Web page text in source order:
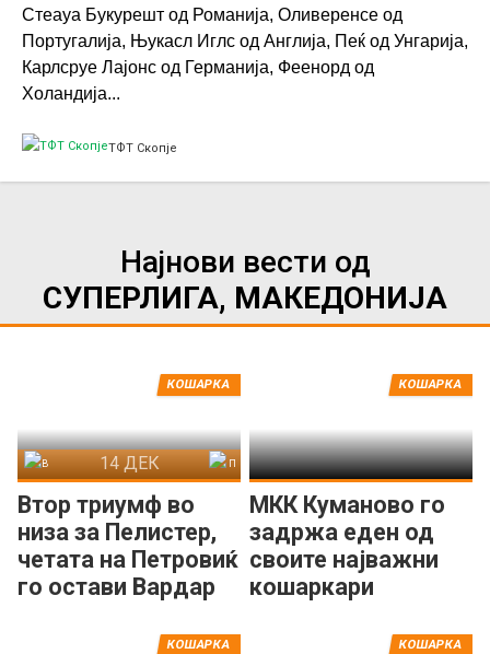
Стеауа Букурешт од Романија, Оливеренсе од
Португалија, Њукасл Иглс од Англија, Пеќ од Унгарија,
Карлсруе Лајонс од Германија, Феенорд од
Холандија...
ТФТ Скопје
Најнови вести од
СУПЕРЛИГА, МАКЕДОНИЈА
Втор триумф во
низа за Пелистер,
четата на Петровиќ
го остави Вардар
КОШАРКА
14 ДЕК
МКК Куманово го
задржа еден од
своите најважни
кошаркари
КОШАРКА
КОШАРКА КОШАРКА